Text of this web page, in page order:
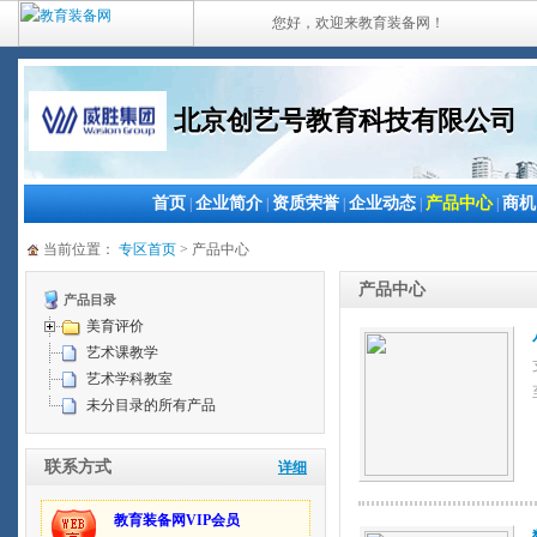
您好，欢迎来教育装备网！
北京创艺号教育科技有限公司
首页 企业简介 资质荣誉 企业动态 产品中心| 商机
当前位置： 专区首页 > 产品中心
产品目录
美育评价
艺术课教学
艺术学科教室
未分目录的所有产品
联系方式 详细
教育装备网VIP会员
产品中心